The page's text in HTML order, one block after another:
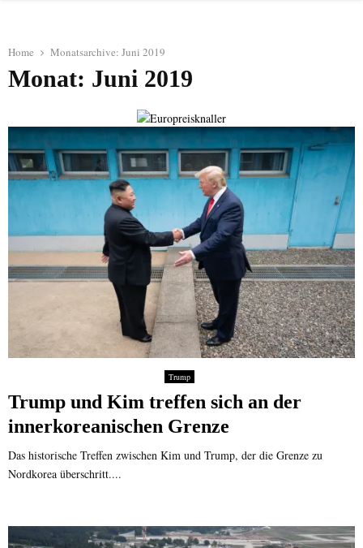
Home Monatsarchive: Juni 2019
Monat: Juni 2019
Trump
Trump und Kim treffen sich an der
innerkoreanischen Grenze
Das historische Treffen zwischen Kim und Trump, der die Grenze zu
Nordkorea überschritt....